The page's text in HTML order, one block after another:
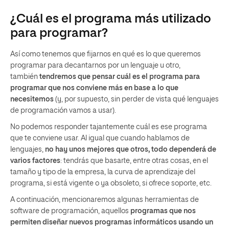
¿Cuál es el programa más utilizado
para programar?
Así como tenemos que fijarnos en qué es lo que queremos
programar para decantarnos por un lenguaje u otro,
también tendremos que pensar cuál es el programa para
programar que nos conviene más en base a lo que
necesitemos (y, por supuesto, sin perder de vista qué lenguajes
de programación vamos a usar).
No podemos responder tajantemente cuál es ese programa
que te conviene usar. Al igual que cuando hablamos de
lenguajes, no hay unos mejores que otros, todo dependerá de
varios factores: tendrás que basarte, entre otras cosas, en el
tamaño y tipo de la empresa, la curva de aprendizaje del
programa, si está vigente o ya obsoleto, si ofrece soporte, etc.
A continuación, mencionaremos algunas herramientas de
software de programación, aquellos programas que nos
permiten diseñar nuevos programas informáticos usando un